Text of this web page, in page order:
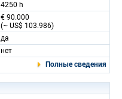
4250 h
€ 90.000
(~ US$ 103.986)
да
нет
Полные сведения